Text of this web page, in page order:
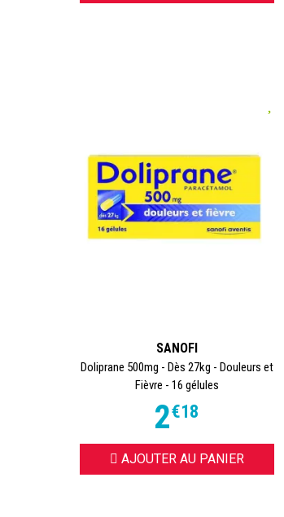
SANOFI
Doliprane 500mg - Dès 27kg - Douleurs et
Fièvre - 16 gélules
2€18
AJOUTER AU PANIER